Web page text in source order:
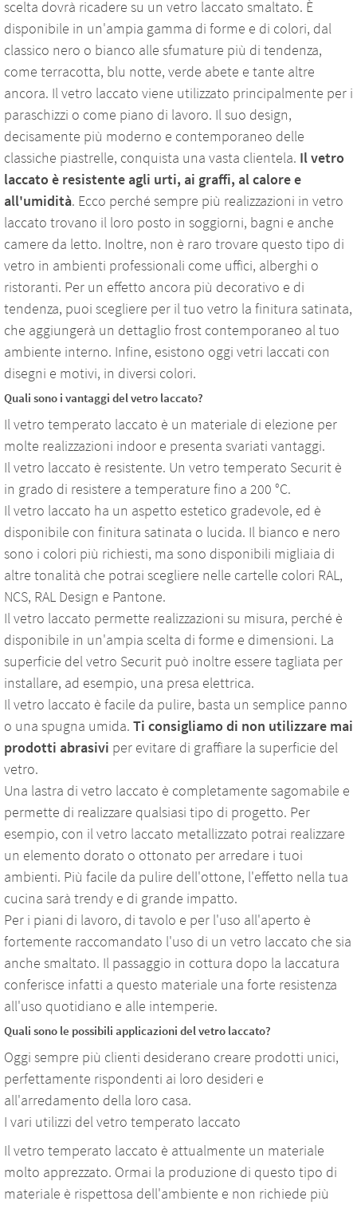
scelta dovrà ricadere su un vetro laccato smaltato. È
disponibile in un'ampia gamma di forme e di colori, dal
classico nero o bianco alle sfumature più di tendenza,
come terracotta, blu notte, verde abete e tante altre
ancora. Il vetro laccato viene utilizzato principalmente per i
paraschizzi o come piano di lavoro. Il suo design,
decisamente più moderno e contemporaneo delle
classiche piastrelle, conquista una vasta clientela. Il vetro
laccato è resistente agli urti, ai graffi, al calore e
all'umidità. Ecco perché sempre più realizzazioni in vetro
laccato trovano il loro posto in soggiorni, bagni e anche
camere da letto. Inoltre, non è raro trovare questo tipo di
vetro in ambienti professionali come uffici, alberghi o
ristoranti. Per un effetto ancora più decorativo e di
tendenza, puoi scegliere per il tuo vetro la finitura satinata,
che aggiungerà un dettaglio frost contemporaneo al tuo
ambiente interno. Infine, esistono oggi vetri laccati con
disegni e motivi, in diversi colori.
Quali sono i vantaggi del vetro laccato?
Il vetro temperato laccato è un materiale di elezione per
molte realizzazioni indoor e presenta svariati vantaggi.
Il vetro laccato è resistente. Un vetro temperato Securit è
in grado di resistere a temperature fino a 200 °C.
Il vetro laccato ha un aspetto estetico gradevole, ed è
disponibile con finitura satinata o lucida. Il bianco e nero
sono i colori più richiesti, ma sono disponibili migliaia di
altre tonalità che potrai scegliere nelle cartelle colori RAL,
NCS, RAL Design e Pantone.
Il vetro laccato permette realizzazioni su misura, perché è
disponibile in un'ampia scelta di forme e dimensioni. La
superficie del vetro Securit può inoltre essere tagliata per
installare, ad esempio, una presa elettrica.
Il vetro laccato è facile da pulire, basta un semplice panno
o una spugna umida. Ti consigliamo di non utilizzare mai
prodotti abrasivi per evitare di graffiare la superficie del
vetro.
Una lastra di vetro laccato è completamente sagomabile e
permette di realizzare qualsiasi tipo di progetto. Per
esempio, con il vetro laccato metallizzato potrai realizzare
un elemento dorato o ottonato per arredare i tuoi
ambienti. Più facile da pulire dell'ottone, l'effetto nella tua
cucina sarà trendy e di grande impatto.
Per i piani di lavoro, di tavolo e per l'uso all'aperto è
fortemente raccomandato l'uso di un vetro laccato che sia
anche smaltato. Il passaggio in cottura dopo la laccatura
conferisce infatti a questo materiale una forte resistenza
all'uso quotidiano e alle intemperie.
Quali sono le possibili applicazioni del vetro laccato?
Oggi sempre più clienti desiderano creare prodotti unici,
perfettamente rispondenti ai loro desideri e
all'arredamento della loro casa.
I vari utilizzi del vetro temperato laccato
Il vetro temperato laccato è attualmente un materiale
molto apprezzato. Ormai la produzione di questo tipo di
materiale è rispettosa dell'ambiente e non richiede più